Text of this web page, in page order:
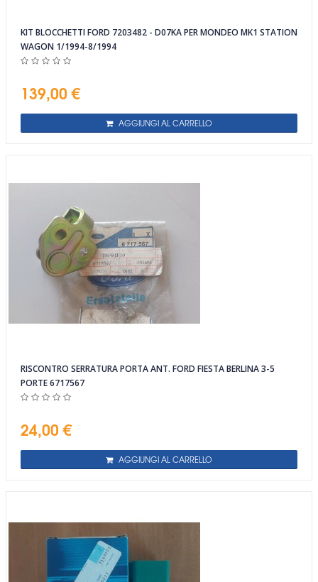
KIT BLOCCHETTI FORD 7203482 - D07KA PER MONDEO MK1 STATION
WAGON 1/1994-8/1994
139,00 €
AGGIUNGI AL CARRELLO
RISCONTRO SERRATURA PORTA ANT. FORD FIESTA BERLINA 3-5
PORTE 6717567
24,00 €
AGGIUNGI AL CARRELLO